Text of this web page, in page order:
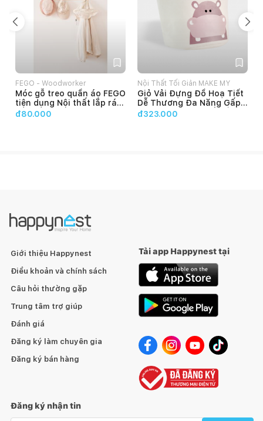
FEGO - Woodworker
Móc gỗ treo quần áo FEGO
tiện dụng Nội thất lắp ráp
đa năng decor phòng ngủ
đ80.000
Nội Thất Tối Giản MAKE MY
HOME
Giỏ Vải Đựng Đồ Hoạ Tiết
Dễ Thương Đa Năng Gấp
Gọn, Túi Đựng Quần Áo
đ323.000
Giới thiệu Happynest
Điều khoản và chính sách
Câu hỏi thường gặp
Trung tâm trợ giúp
Đánh giá
Đăng ký làm chuyên gia
Đăng ký bán hàng
Tải app Happynest tại
Đăng ký nhận tin